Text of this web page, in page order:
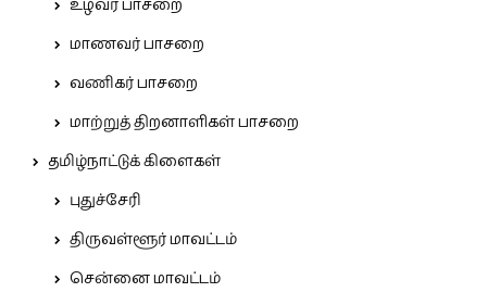
உழவர் பாசறை
மாணவர் பாசறை
வணிகர் பாசறை
மாற்றுத் திறனாளிகள் பாசறை
தமிழ்நாட்டுக் கிளைகள்
புதுச்சேரி
திருவள்ளூர் மாவட்டம்
சென்னை மாவட்டம்